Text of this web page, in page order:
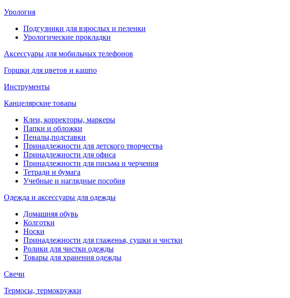
Урология
Подгузники для взрослых и пеленки
Урологические прокладки
Аксессуары для мобильных телефонов
Горшки для цветов и кашпо
Инструменты
Канцелярские товары
Клеи, корректоры, маркеры
Папки и обложки
Пеналы,подставки
Принадлежности для детского творчества
Принадлежности для офиса
Принадлежности для письма и черчения
Тетради и бумага
Учебные и наглядные пособия
Одежда и аксессуары для одежды
Домашняя обувь
Колготки
Носки
Принадлежности для глаженья, сушки и чистки
Ролики для чистки одежды
Товары для хранения одежды
Свечи
Термосы, термокружки